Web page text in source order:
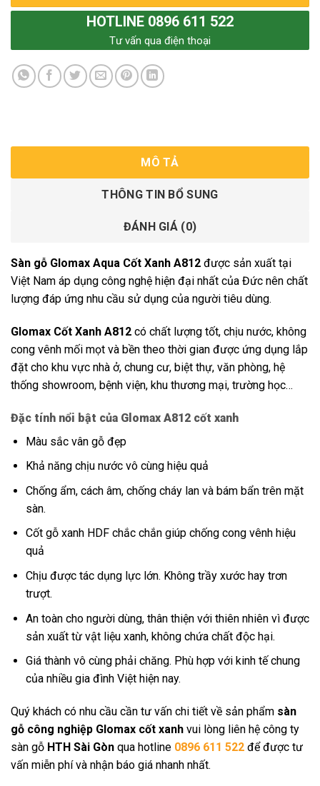
HOTLINE 0896 611 522
Tư vấn qua điện thoại
MÔ TẢ
THÔNG TIN BỔ SUNG
ĐÁNH GIÁ (0)
Sàn gỗ Glomax Aqua Cốt Xanh A812 được sản xuất tại
Việt Nam áp dụng công nghệ hiện đại nhất của Đức nên chất
lượng đáp ứng nhu cầu sử dụng của người tiêu dùng.
Glomax Cốt Xanh A812 có chất lượng tốt, chịu nước, không
cong vênh mối mọt và bền theo thời gian được ứng dụng lắp
đặt cho khu vực nhà ở, chung cư, biệt thự, văn phòng, hệ
thống showroom, bệnh viện, khu thương mại, trường học…
Đặc tính nổi bật của Glomax A812 cốt xanh
Màu sắc vân gỗ đẹp
Khả năng chịu nước vô cùng hiệu quả
Chống ẩm, cách âm, chống cháy lan và bám bẩn trên mặt
sàn.
Cốt gỗ xanh HDF chắc chắn giúp chống cong vênh hiệu
quả
Chịu được tác dụng lực lớn. Không trầy xước hay trơn
trượt.
An toàn cho người dùng, thân thiện với thiên nhiên vì được
sản xuất từ vật liệu xanh, không chứa chất độc hại.
Giá thành vô cùng phải chăng. Phù hợp với kinh tế chung
của nhiều gia đình Việt hiện nay.
Quý khách có nhu cầu cần tư vấn chi tiết về sản phẩm sàn
gỗ công nghiệp Glomax cốt xanh vui lòng liên hệ công ty
sàn gỗ HTH Sài Gòn qua hotline 0896 611 522 để được tư
vấn miễn phí và nhận báo giá nhanh nhất.